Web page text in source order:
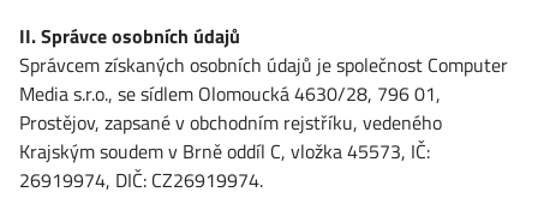
II. Správce osobních údajů
Správcem získaných osobních údajů je společnost Computer
Media s.r.o., se sídlem Olomoucká 4630/28, 796 01,
Prostějov, zapsané v obchodním rejstříku, vedeného
Krajským soudem v Brně oddíl C, vložka 45573, IČ:
26919974, DIČ: CZ26919974.